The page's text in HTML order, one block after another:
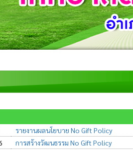
รายงานผลนโยบาย No Gift Policy
การสร้างวัฒนธรรม No Gift Policy